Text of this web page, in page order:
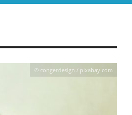
© congerdesign / pixabay.com